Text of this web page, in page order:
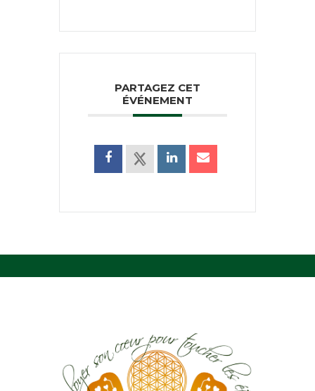
PARTAGEZ CET
ÉVÉNEMENT